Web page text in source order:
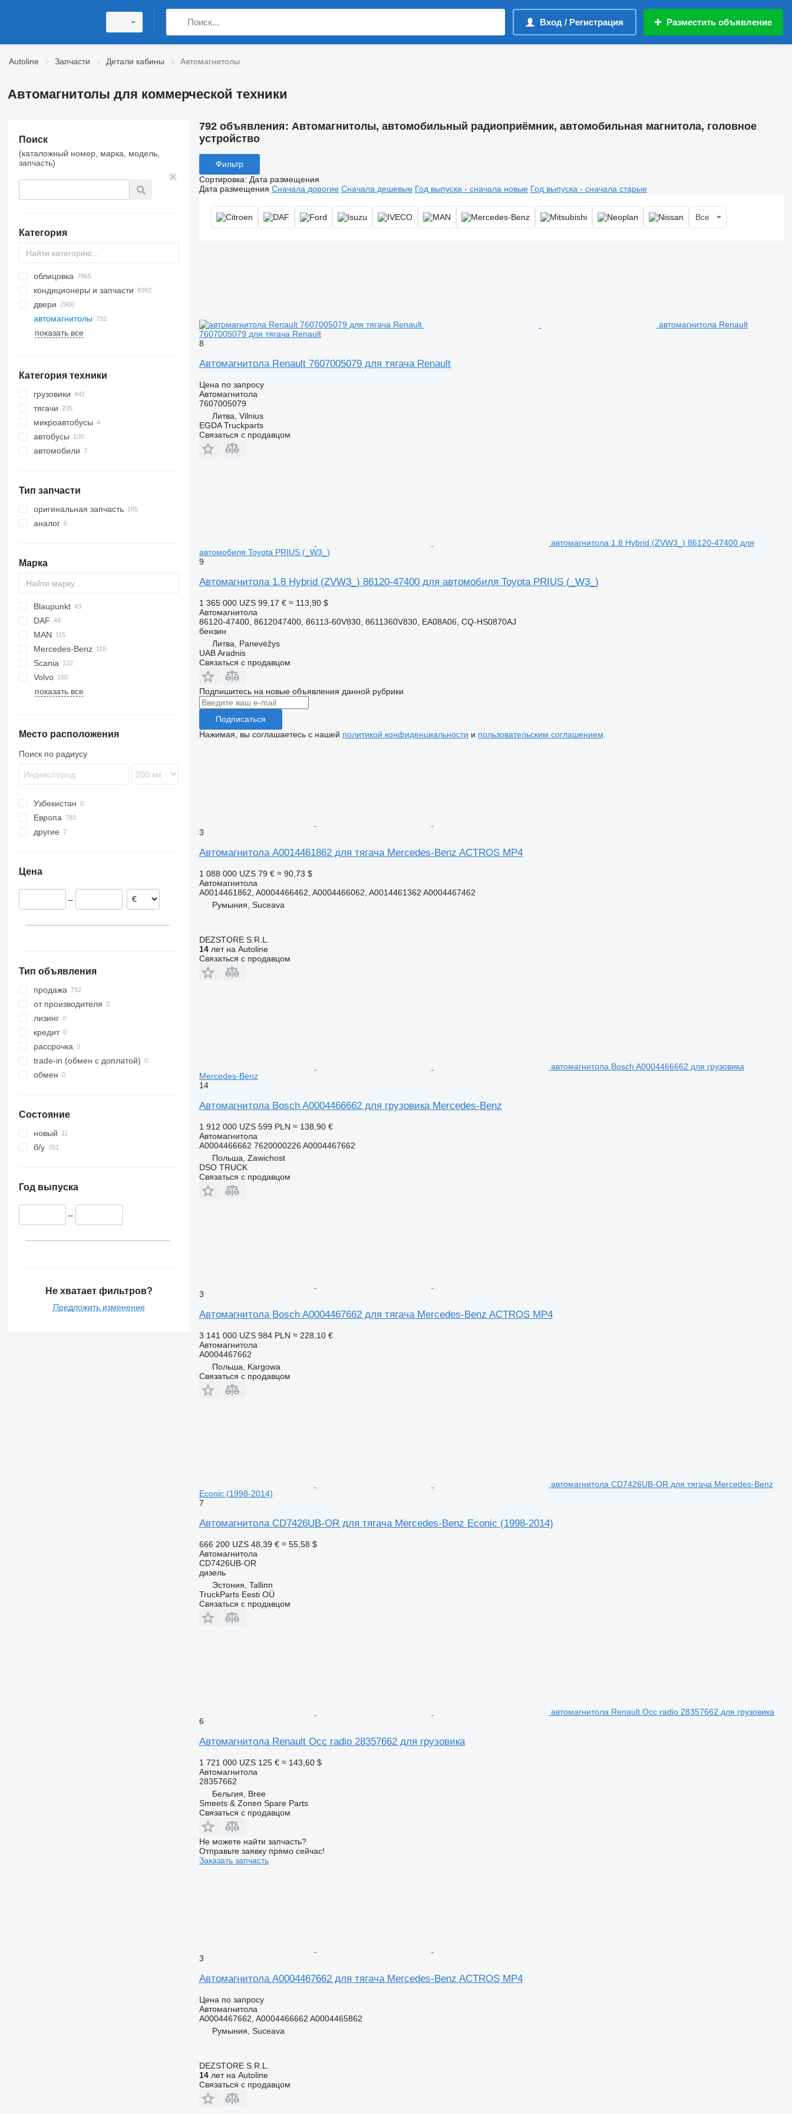
Вход / Регистрация Разместить объявление
Autoline Запчасти Детали кабины Автомагнитолы
Автомагнитолы для коммерческой техники
Поиск
(каталожный номер, марка, модель,
запчасть)
Категория
облицовка
кондиционеры и запчасти
шланги кондиционера
радиаторы кондиционера
компрессоры кондиционера
воздушные фильтры
кондиционера
другие запчасти кондиционера
двери
боковые стекла
лобовые стекла
автомагнитолы
показать все
Категория техники
грузовики
тягачи
микроавтобусы
автобусы
автомобили
Тип запчасти
оригинальная запчасть
аналог
Марка
X-Series
Blaupunkt
C-series
DAF
CF
LF
XF
XG
F-MAX
Transit
Daily
EuroCargo
Stralis
Trakker
Crossway
Daily
Magelys
Proway
MAN
Lion's series
TGA
TGL
TGM
Mercedes-Benz
A-Class
Actros
Antos
Citaro
MB
Sprinter
Cityliner
Jetliner
Skyliner
Cabstar
NT
Partner
Magnum
Mascott
Midlum
Zoe
Scania
R-series
Alpino
Urbino
Prius
Tacoma
LT
Volvo
7700
B-series
FL
FM
N-series
VNL
показать все
Место расположения
Поиск по радиусу
Узбекистан
Европа
Румыния
Португалия
Дания
другие
Цена
–
Тип объявления
продажа
от производителя
лизинг
кредит
рассрочка
trade-in (обмен с доплатой)
обмен
Состояние
новый
б/у
Год выпуска
–
Не хватает фильтров?
Предложить изменение
792 объявления: Автомагнитолы, автомобильный радиоприёмник, автомобильная магнитола, головное
устройство
Фильтр
Сортировка: Дата размещения
Дата размещения Сначала дорогие Сначала дешевые Год выпуска - сначала новые Год выпуска - сначала старые
Все
автомагнитола Renault
7607005079 для тягача Renault
8
Автомагнитола Renault 7607005079 для тягача Renault
Цена по запросу
Автомагнитола
7607005079
Литва, Vilnius
EGDA Truckparts
Связаться с продавцом
автомагнитола 1.8 Hybrid (ZVW3_) 86120-47400 для
автомобиля Toyota PRIUS (_W3_)
9
Автомагнитола 1.8 Hybrid (ZVW3_) 86120-47400 для автомобиля Toyota PRIUS (_W3_)
1 365 000 UZS 99,17 € ≈ 113,90 $
Автомагнитола
86120-47400, 8612047400, 86113-60V830, 8611360V830, EA08A06, CQ-HS0870AJ
бензин
Литва, Panevėžys
UAB Aradnis
Связаться с продавцом
Подпишитесь на новые объявления данной рубрики
Подписаться
Нажимая, вы соглашаетесь с нашей политикой конфиденциальности и пользовательским соглашением
3
Автомагнитола A0014461862 для тягача Mercedes-Benz ACTROS MP4
1 088 000 UZS 79 € ≈ 90,73 $
Автомагнитола
A0014461862, A0004466462, A0004466062, A0014461362 A0004467462
Румыния, Suceava
DEZSTORE S.R.L.
14лет на Autoline
Связаться с продавцом
автомагнитола Bosch A0004466662 для грузовика
Mercedes-Benz
14
Автомагнитола Bosch A0004466662 для грузовика Mercedes-Benz
1 912 000 UZS 599 PLN ≈ 138,90 €
Автомагнитола
A0004466662 7620000226 A0004467662
Польша, Zawichost
DSO TRUCK
Связаться с продавцом
3
Автомагнитола Bosch A0004467662 для тягача Mercedes-Benz ACTROS MP4
3 141 000 UZS 984 PLN ≈ 228,10 €
Автомагнитола
A0004467662
Польша, Kargowa
Связаться с продавцом
автомагнитола CD7426UB-OR для тягача Mercedes-Benz
Econic (1998-2014)
7
Автомагнитола CD7426UB-OR для тягача Mercedes-Benz Econic (1998-2014)
666 200 UZS 48,39 € ≈ 55,58 $
Автомагнитола
CD7426UB-OR
дизель
Эстония, Tallinn
TruckParts Eesti OÜ
Связаться с продавцом
автомагнитола Renault Occ radio 28357662 для грузовика
6
Автомагнитола Renault Occ radio 28357662 для грузовика
1 721 000 UZS 125 € ≈ 143,60 $
Автомагнитола
28357662
Бельгия, Bree
Smeets & Zonen Spare Parts
Связаться с продавцом
Не можете найти запчасть?
Отправьте заявку прямо сейчас!
Заказать запчасть
3
Автомагнитола A0004467662 для тягача Mercedes-Benz ACTROS MP4
Цена по запросу
Автомагнитола
A0004467662, A0004466662 A0004465862
Румыния, Suceava
DEZSTORE S.R.L.
14лет на Autoline
Связаться с продавцом